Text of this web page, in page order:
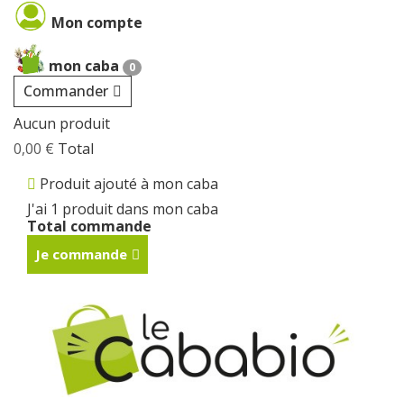
Mon compte
mon caba 0
Commander
Aucun produit
0,00 € Total
Produit ajouté à mon caba
J'ai 1 produit dans mon caba
Total commande
Je commande
Cookies management panel